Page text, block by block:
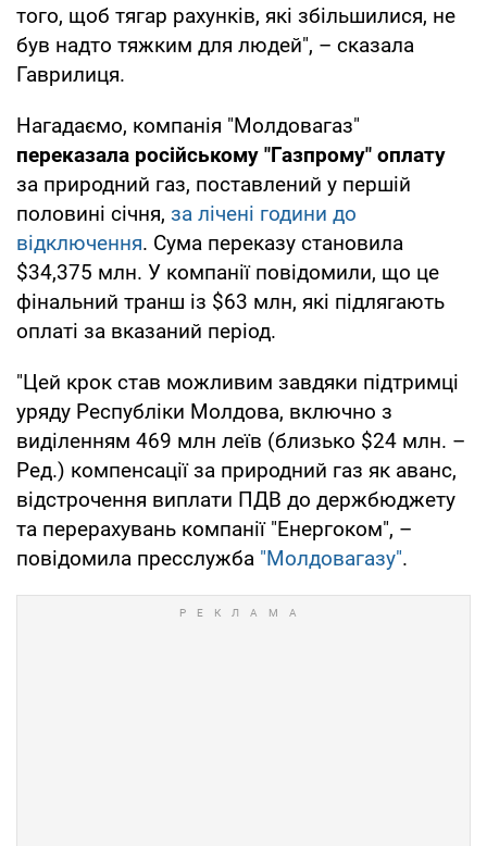
того, щоб тягар рахунків, які збільшилися, не
був надто тяжким для людей", – сказала
Гаврилиця.
Нагадаємо, компанія "Молдовагаз"
переказала російському "Газпрому" оплату
за природний газ, поставлений у першій
половині січня, за лічені години до
відключення. Сума переказу становила
$34,375 млн. У компанії повідомили, що це
фінальний транш із $63 млн, які підлягають
оплаті за вказаний період.
"Цей крок став можливим завдяки підтримці
уряду Республіки Молдова, включно з
виділенням 469 млн леїв (близько $24 млн. –
Ред.) компенсації за природний газ як аванс,
відстрочення виплати ПДВ до держбюджету
та перерахувань компанії "Енергоком", –
повідомила пресслужба "Молдовагазу".